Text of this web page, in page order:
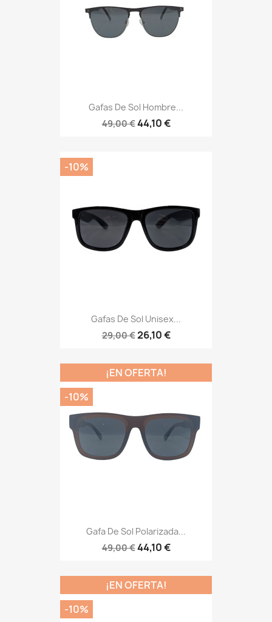
Gafas De Sol Hombre...
49,00 €44,10 €
Gafas De Sol Unisex...
29,00 €26,10 €
-10%
Gafa De Sol Polarizada...
49,00 €44,10 €
¡EN OFERTA!
-10%
¡EN OFERTA!
-10%